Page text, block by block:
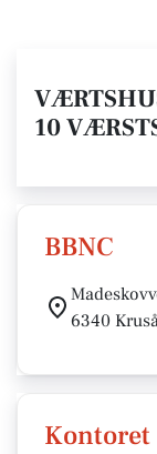
10
BBNC
6340
Kontoret